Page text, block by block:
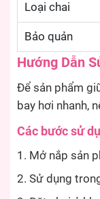
Loại chai
Bảo quản
Hướng Dẫn
Để sản phẩm
bay hơi nhanh,
Các bước sử
Mở nắp sản
Sử dụng